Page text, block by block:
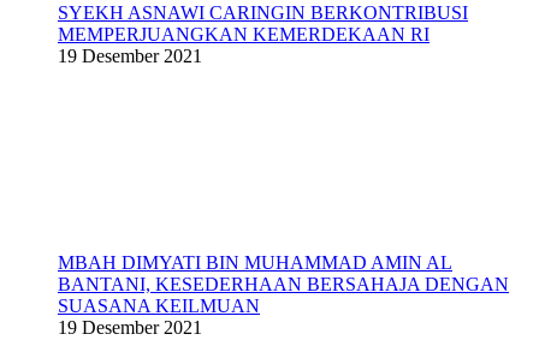
SYEKH ASNAWI CARINGIN BERKONTRIBUSI
MEMPERJUANGKAN KEMERDEKAAN RI
19 Desember 2021
MBAH DIMYATI BIN MUHAMMAD AMIN AL
BANTANI, KESEDERHAAN BERSAHAJA DENGAN
SUASANA KEILMUAN
19 Desember 2021